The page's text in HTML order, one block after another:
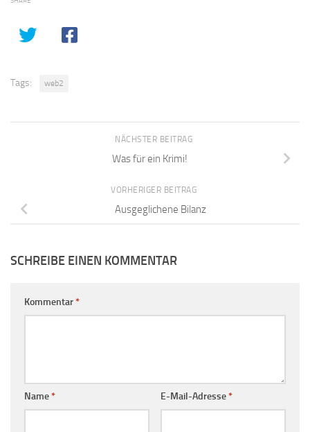
Tags: web2
NÄCHSTER BEITRAG
Was für ein Krimi!
VORHERIGER BEITRAG
Ausgeglichene Bilanz
SCHREIBE EINEN KOMMENTAR
Kommentar*
Name* E-Mail-Adresse*